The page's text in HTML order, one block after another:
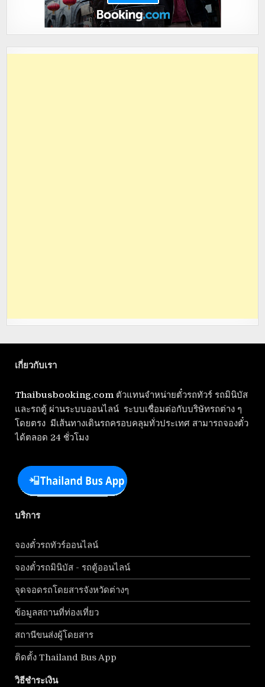
เกี่ยวกับเรา
Thaibusbooking.com ตัวแทนจำหน่ายตั๋วรถทัวร์ รถมินิบัส
และรถตู้ ผ่านระบบออนไลน์ ระบบเชื่อมต่อกับบริษัทรถต่าง ๆ
โดยตรง มีเส้นทางเดินรถครอบคลุมทั่วประเทศ สามารถจองตั๋ว
ได้ตลอด 24 ชั่วโมง
บริการ
จองตั๋วรถทัวร์ออนไลน์
จองตั๋วรถมินิบัส - รถตู้ออนไลน์
จุดจอดรถโดยสารจังหวัดต่างๆ
ข้อมูลสถานที่ท่องเที่ยว
สถานีขนส่งผู้โดยสาร
ติดตั้ง Thailand Bus App
วิธีชำระเงิน